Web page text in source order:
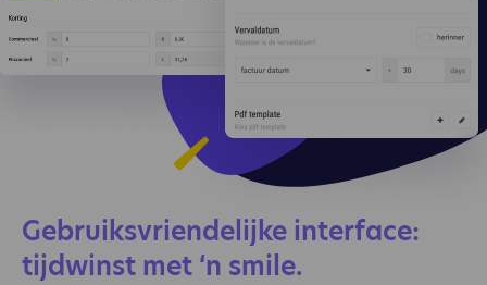
Gebruiksvriendelijke interface:
tijdwinst met ‘n smile.